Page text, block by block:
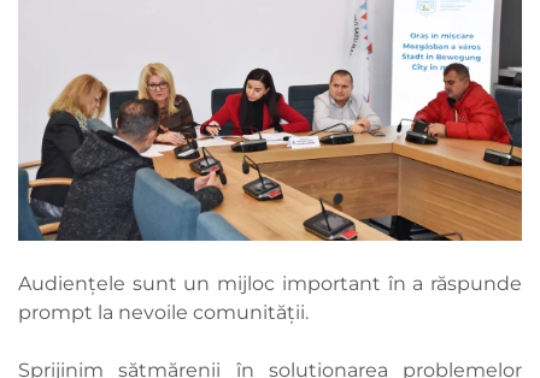
Audiențele sunt un mijloc important în a răspunde
prompt la nevoile comunității.
Sprijinim sătmărenii în soluționarea problemelor